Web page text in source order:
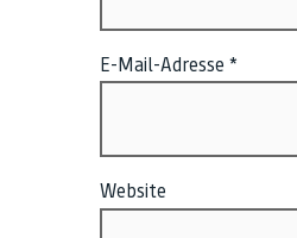
E-Mail-Adresse *
Website